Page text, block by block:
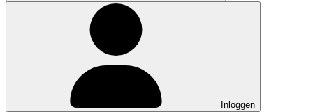
Inloggen